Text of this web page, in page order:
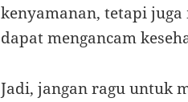
kenyamanan, tetapi
dapat mengancam
Jadi, jangan ragu untuk